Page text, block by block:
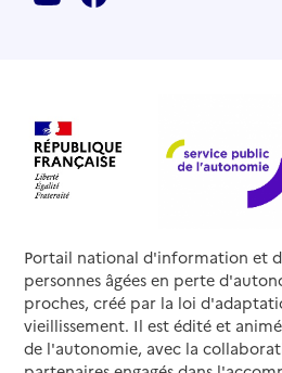
Portail national d'information et
personnes âgées en perte
proches, créé par la loi
vieillissement. Il est édité et
de l'autonomie, avec la